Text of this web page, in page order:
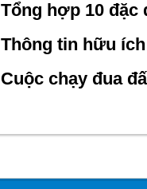
Tổng hợp 10 đặc
Thông tin hữu
Cuộc chạy đua